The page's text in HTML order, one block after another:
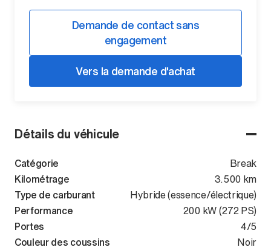
Détails du véhicule
Catégorie
Break
Kilométrage
3.500 km
Type de carburant
Hybride (essence/électrique)
Performance
200 kW (272 PS)
Portes
4/5
Couleur des coussins
Noir
Demande de contact sans
engagement
Vers la demande d'achat